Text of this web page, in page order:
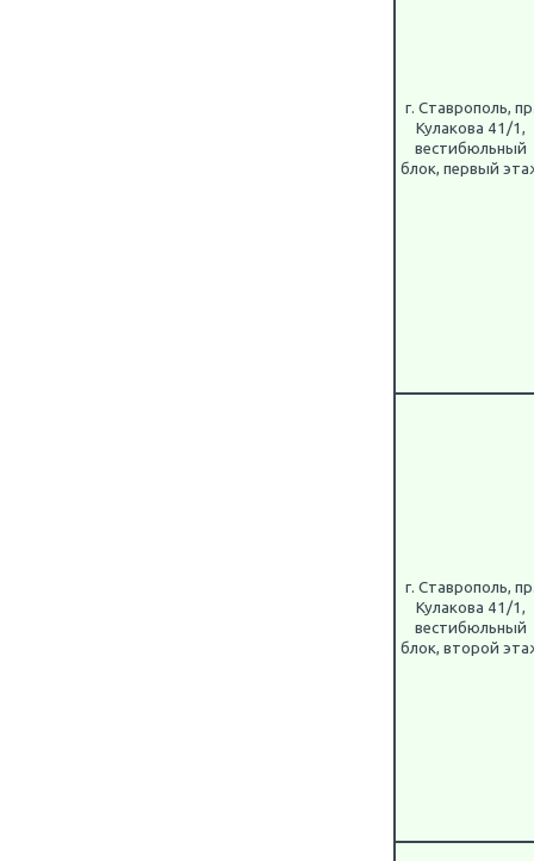
г. Ставрополь,
Кулакова 41/1,
вестибюльный
блок, первый
г. Ставрополь,
Кулакова 41/1,
вестибюльный
блок, второй